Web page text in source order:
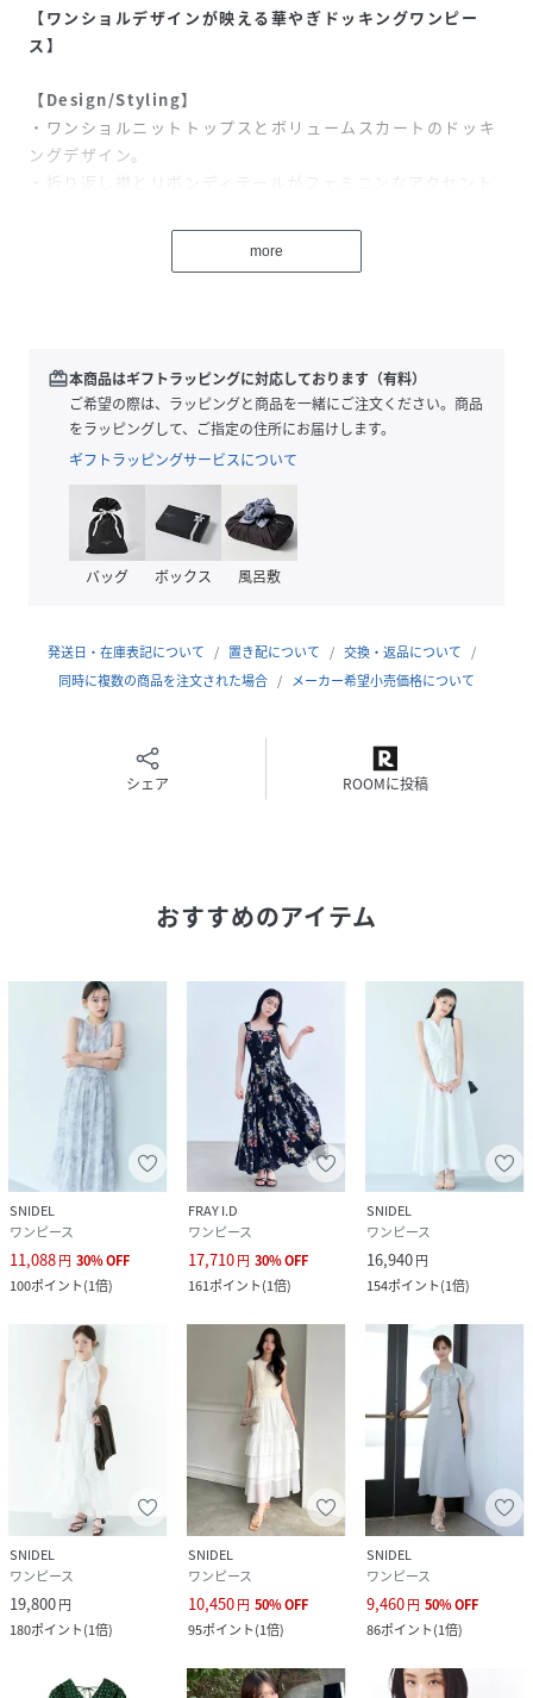
【ワンショルデザインが映える華やぎドッキングワンピー
ス】
【Design/Styling】
・ワンショルニットトップスとボリュームスカートのドッキ
ングデザイン。
・折り返し襟とリボンディテールがフェミニンなアクセント
・花柄スカートが夏らしい軽やかな印象をプラス。
・一枚で主役級の存在感があり、リゾートやお出かけにもお
・トップスは程よくフィットするニット素材を使用。
・スカートはふんわりとしたシアー素材で軽やかな動きを演
・異素材の組み合わせが立体感のあるシルエットを叶えま
・ブラック、ブラウン、ネイビーの3色展開です。
透け感:なし
光沢感:なし
生地の厚さ:普通
■骨格ストレート
■骨格ナチュラル
商品の色味は、商品単品画像をご参照下さい。
※商品画像はサンプルのため、色味やサイズ等の仕様に変更
がある場合がございますので、予めご了承ください。
性別タイプ レディース
原産国 中国
素材
ニット部分:レーヨン73%,ポリエステル27%/ス
カート部分:【表地】ポリエステル100%/【裏
地】ポリエステル100%
サイズ 0[00]、1[01]
品番
RY4244_SWNO262032
SWNO262032-Lb-33 RY4244)
more
redeem本商品はギフトラッピングに対応しております（有料）
ご希望の際は、ラッピングと商品を一緒にご注文ください。商品
をラッピングして、ご指定の住所にお届けします。
ギフトラッピングサービスについて
バッグ ボックス 風呂敷
発送日・在庫表記について 置き配について
交換・返品について
同時に複数の商品を注文された場合
メーカー希望小売価格について
シェア ROOMに投稿
おすすめのアイテム
SNIDEL
ワンピース
11,088円 30%OFF
100ポイント(1倍)
FRAY I.D
ワンピース
17,710円 30%OFF
161ポイント(1倍)
SNIDEL
ワンピース
16,940円
154ポイント(1倍)
SNIDEL
ワンピース
19,800円
180ポイント(1倍)
SNIDEL
ワンピース
10,450円 50%OFF
95ポイント(1倍)
SNIDEL
ワンピース
9,460円 50%OFF
86ポイント(1倍)